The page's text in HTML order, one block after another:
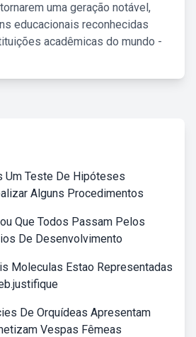
uma geração notável,
educacionais reconhecidas
acadêmicas do mundo -
Um Teste De Hipóteses
Alguns Procedimentos
Que Todos Passam Pelos
De Desenvolvimento
Moleculas Estao Representadas
De Orquídeas Apresentam
Vespas Fêmeas